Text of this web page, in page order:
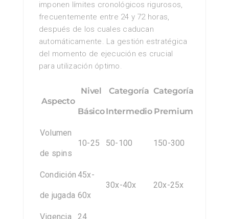
imponen límites cronológicos rigurosos,
frecuentemente entre 24 y 72 horas,
después de los cuales caducan
automáticamente. La gestión estratégica
del momento de ejecución es crucial
para utilización óptimo.
Aspecto
Nivel
Básico
Categoría
Intermedio
Categoría
Premium
Volumen
de spins
10-25 50-100 150-300
Condición
de jugada
45x-
60x
30x-40x 20x-25x
Vigencia 24